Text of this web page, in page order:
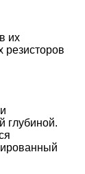
их
глубиной.